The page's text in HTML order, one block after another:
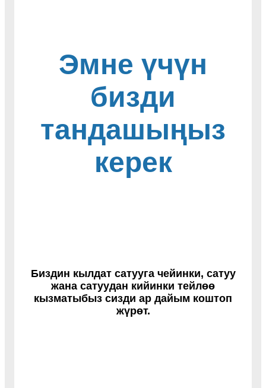
Эмне үчүн
бизди
тандашыңыз
керек
Биздин кылдат сатууга чейинки, сатуу
жана сатуудан кийинки тейлөө
кызматыбыз сизди ар дайым коштоп
жүрөт.